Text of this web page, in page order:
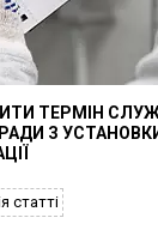
ТЕРМІН
З
статті